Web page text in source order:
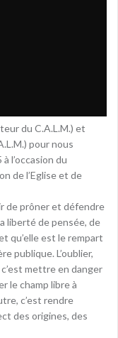
du C.A.L.M.) et
pour nous
l’occasion du
de l’Eglise et de
de prôner et défendre
liberté de pensée, de
qu’elle est le rempart
publique. L’oublier,
mettre en danger
le champ libre à
c’est rendre
des origines, des